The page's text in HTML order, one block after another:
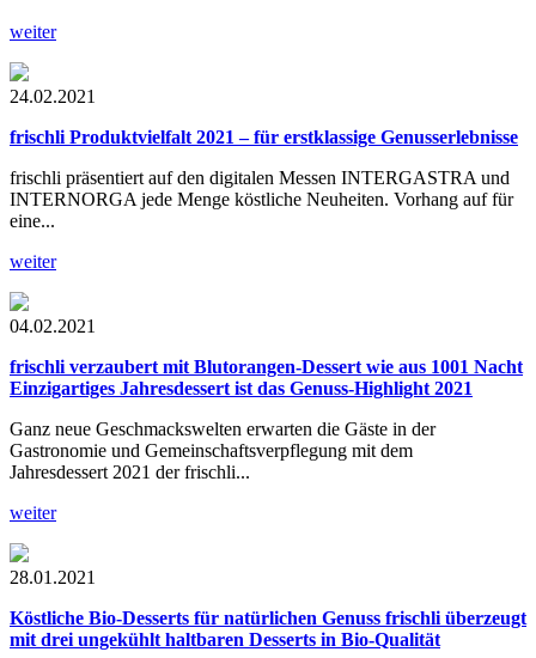
weiter
24.02.2021
frischli Produktvielfalt 2021 – für erstklassige Genusserlebnisse
frischli präsentiert auf den digitalen Messen INTERGASTRA und
INTERNORGA jede Menge köstliche Neuheiten. Vorhang auf für
eine...
weiter
04.02.2021
frischli verzaubert mit Blutorangen-Dessert wie aus 1001 Nacht
Einzigartiges Jahresdessert ist das Genuss-Highlight 2021
Ganz neue Geschmackswelten erwarten die Gäste in der
Gastronomie und Gemeinschaftsverpflegung mit dem
Jahresdessert 2021 der frischli...
weiter
28.01.2021
Köstliche Bio-Desserts für natürlichen Genuss frischli überzeugt
mit drei ungekühlt haltbaren Desserts in Bio-Qualität